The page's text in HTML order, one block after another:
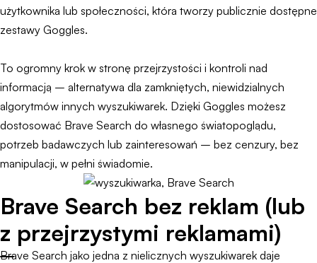
użytkownika lub społeczności, która tworzy publicznie dostępne
zestawy Goggles.
To ogromny krok w stronę przejrzystości i kontroli nad
informacją – alternatywa dla zamkniętych, niewidzialnych
algorytmów innych wyszukiwarek. Dzięki Goggles możesz
dostosować Brave Search do własnego światopoglądu,
potrzeb badawczych lub zainteresowań – bez cenzury, bez
manipulacji, w pełni świadomie.
Brave Search bez reklam (lub
z przejrzystymi reklamami)
Brave Search jako jedna z nielicznych wyszukiwarek daje